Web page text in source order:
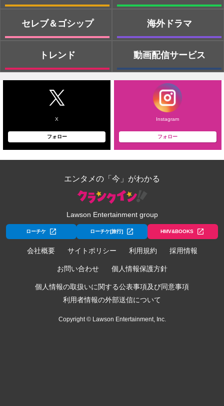
セレブ＆ゴシップ
トレンド
海外ドラマ
動画配信サービス
X
フォロー
Instagram
フォロー
エンタメの「今」がわかる
Lawson Entertainment group
ローチケ ローチケ[旅行] HMV&BOOKS
会社概要 サイトポリシー 利用規約 採用情報
お問い合わせ 個人情報保護方針
個人情報の取扱いに関する公表事項及び同意事項
利用者情報の外部送信について
Copyright © Lawson Entertainment, Inc.